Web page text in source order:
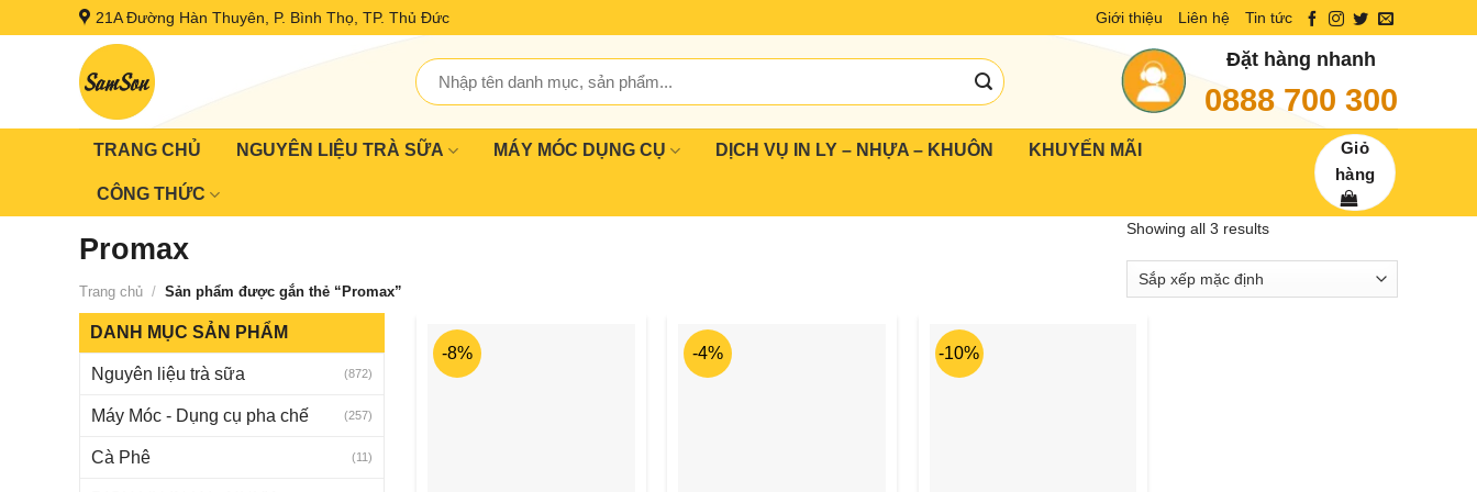
to
21A Đường Hàn Thuyên, P. Bình Thọ, TP. Thủ Đức Giới thiệu Liên hệ Tin tức
Tìm
kiếm:
Đặt hàng nhanh
0888 700 300
TRANG CHỦ NGUYÊN LIỆU TRÀ SỮA MÁY MÓC DỤNG CỤ DỊCH VỤ IN LY – NHỰA – KHUÔN KHUYẾN MÃI
CÔNG THỨC
Giỏ
hàng
Promax
Trang chủ / Sản phẩm được gắn thẻ “Promax”
Showing all 3 results
DANH MỤC SẢN PHẨM
Nguyên liệu trà sữa (872)
Máy Móc - Dụng cụ pha chế (257)
Cà Phê (11)
-8% -4% -10%